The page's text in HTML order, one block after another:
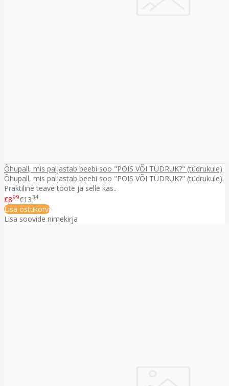
Õhupall, mis paljastab beebi soo "POIS VÕI TÜDRUK?" (tüdrukule)
Õhupall, mis paljastab beebi soo "POIS VÕI TÜDRUK?" (tüdrukule).
Praktiline teave toote ja selle kas..
€899€1334
Lisa ostukorvi
Lisa soovide nimekirja